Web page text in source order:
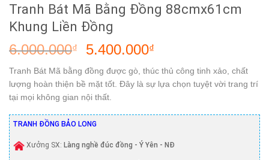
Tranh Bát Mã Bằng Đồng 88cmx61cm
Khung Liền Đồng
6.000.000₫ 5.400.000₫
Tranh Bát Mã bằng đồng được gò, thúc thủ công tinh xảo, chất
lượng hoàn thiện bề mặt tốt. Đây là sự lựa chọn tuyệt vời trang trí
tại mọi không gian nội thất.
TRANH ĐỒNG BẢO LONG
Xưởng SX: Làng nghề đúc đồng - Ý Yên - NĐ